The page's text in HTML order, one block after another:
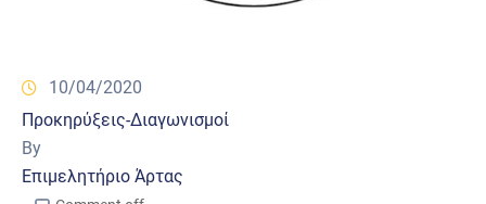
10/04/2020
Προκηρύξεις-Διαγωνισμοί
By
Επιμελητήριο Άρτας